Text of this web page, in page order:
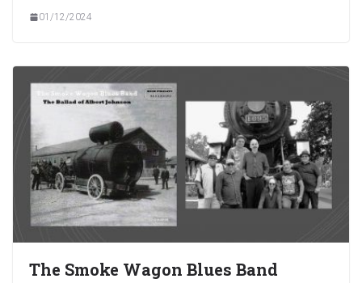
01/12/2024
The Smoke Wagon Blues Band